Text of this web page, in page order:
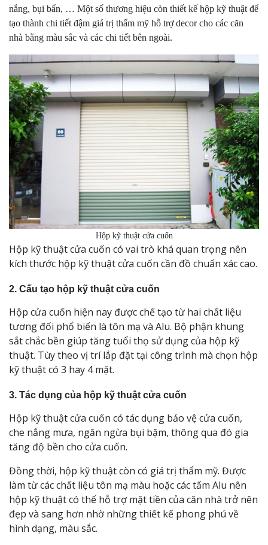
nắng, bụi bẩn, … Một số thương hiệu còn thiết kế hộp kỹ thuật để
tạo thành chi tiết đậm giá trị thẩm mỹ hỗ trợ decor cho các căn
nhà bằng màu sắc và các chi tiết bên ngoài.
Hộp kỹ thuật cửa cuốn
Hộp kỹ thuật cửa cuốn có vai trò khá quan trọng nên
kích thước hộp kỹ thuật cửa cuốn cần đồ chuẩn xác cao.
2. Cấu tạo hộp kỹ thuật cửa cuốn
Hộp cửa cuốn hiện nay được chế tạo từ hai chất liệu
tương đối phổ biến là tôn mạ và Alu. Bộ phận khung
sắt chắc bền giúp tăng tuổi thọ sử dụng của hộp kỹ
thuật. Tùy theo vị trí lắp đặt tại công trình mà chọn hộp
kỹ thuật có 3 hay 4 mặt.
3. Tác dụng của hộp kỹ thuật cửa cuốn
Hộp kỹ thuật cửa cuốn có tác dụng bảo vệ cửa cuốn,
che nắng mưa, ngăn ngừa bụi bặm, thông qua đó gia
tăng độ bền cho cửa cuốn.
Đồng thời, hộp kỹ thuật còn có giá trị thẩm mỹ. Được
làm từ các chất liệu tôn mạ màu hoặc các tấm Alu nên
hộp kỹ thuật có thể hỗ trợ mặt tiền của căn nhà trở nên
đẹp và sang hơn nhờ những thiết kế phong phú về
hình dạng, màu sắc.